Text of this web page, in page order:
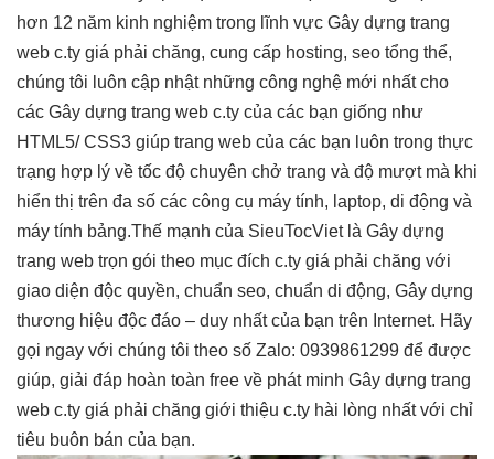
hơn 12 năm kinh nghiệm trong lĩnh vực Gây dựng trang
web c.ty giá phải chăng, cung cấp hosting, seo tổng thể,
chúng tôi luôn cập nhật những công nghệ mới nhất cho
các Gây dựng trang web c.ty của các bạn giống như
HTML5/ CSS3 giúp trang web của các bạn luôn trong thực
trạng hợp lý về tốc độ chuyên chở trang và độ mượt mà khi
hiển thị trên đa số các công cụ máy tính, laptop, di động và
máy tính bảng.Thế mạnh của SieuTocViet là Gây dựng
trang web trọn gói theo mục đích c.ty giá phải chăng với
giao diện độc quyền, chuẩn seo, chuẩn di động, Gây dựng
thương hiệu độc đáo – duy nhất của bạn trên Internet. Hãy
gọi ngay với chúng tôi theo số Zalo: 0939861299 để được
giúp, giải đáp hoàn toàn free về phát minh Gây dựng trang
web c.ty giá phải chăng giới thiệu c.ty hài lòng nhất với chỉ
tiêu buôn bán của bạn.